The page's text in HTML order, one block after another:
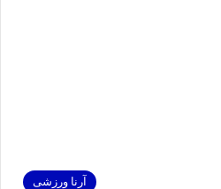
آرنا ورزشی